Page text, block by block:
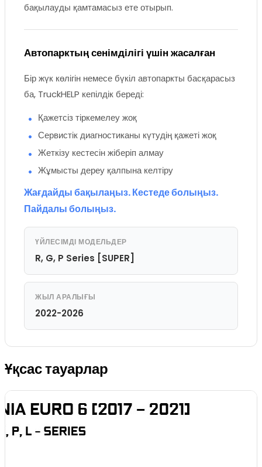
бақылауды қамтамасыз ете отырып.
Автопарктың сенімділігі үшін жасалған
Бір жүк көлігін немесе бүкіл автопаркты басқарасыз
ба, TruckHELP кепілдік береді:
Қажетсіз тіркемелеу жоқ
Сервистік диагностиканы күтудің қажеті жоқ
Жеткізу кестесін жіберіп алмау
Жұмысты дереу қалпына келтіру
Жағдайды бақылаңыз. Кестеде болыңыз.
Пайдалы болыңыз.
ҮЙЛЕСІМДІ МОДЕЛЬДЕР
R, G, P Series [SUPER]
ЖЫЛ АРАЛЫҒЫ
2022-2026
Ұқсас тауарлар